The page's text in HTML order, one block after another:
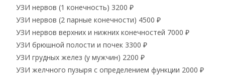
УЗИ нервов (1 конечность) 3200 ₽
УЗИ нервов (2 парные конечности) 4500 ₽
УЗИ нервов верхних и нижних конечностей 7000 ₽
УЗИ брюшной полости и почек 3300 ₽
УЗИ грудных желез (у мужчин) 2200 ₽
УЗИ желчного пузыря с определением функции 2000 ₽